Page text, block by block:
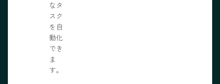
なタ
スク
を自
動化
でき
ま
す。